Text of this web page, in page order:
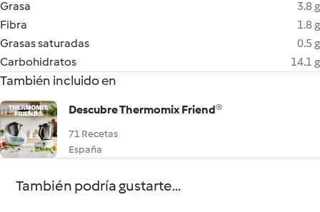
Grasa
3.8 g
Fibra
1.8 g
Grasas saturadas
0.5 g
Carbohidratos
14.1 g
También incluido en
Descubre Thermomix Friend®
71 Recetas
España
También podría gustarte...